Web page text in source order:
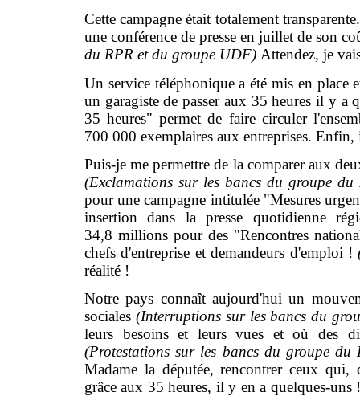
Cette campagne était totalement
une conférence de presse en juillet de son
du RPR et du groupe UDF) Attendez, je
Un service téléphonique a été mis en place
un garagiste de passer aux 35 heures il y a
35 heures" permet de faire circuler
700 000 exemplaires aux entreprises.
Puis-je me permettre de la comparer aux
(Exclamations sur les bancs du groupe
pour une campagne intitulée "Mesures
insertion dans la presse quotidienne
34,8 millions pour des "Rencontres
chefs d'entreprise et demandeurs d'emploi !
réalité !
Notre pays connaît aujourd'hui un
sociales (Interruptions sur les bancs du
leurs besoins et leurs vues et où des
(Protestations sur les bancs du groupe
Madame la députée, rencontrer ceux qui,
grâce aux 35 heures, il y en a quelques-